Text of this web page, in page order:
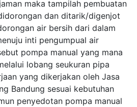
maka tampilah pembuatan
dan ditarik/digenjot
air bersih dari dalam
inti pengumpual air
pompa manual yang mana
lobang seukuran pipa
yang dikerjakan oleh Jasa
Bandung sesuai kebutuhan
penyedotan pompa manual